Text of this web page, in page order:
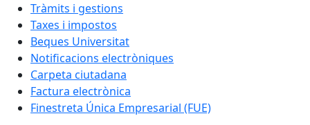
Tràmits i gestions
Taxes i impostos
Beques Universitat
Notificacions electròniques
Carpeta ciutadana
Factura electrònica
Finestreta Única Empresarial (FUE)